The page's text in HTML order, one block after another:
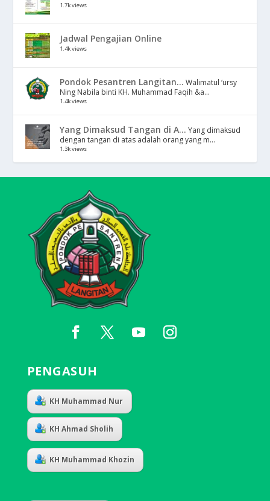
1.7k views
Jadwal Pengajian Online
1.4k views
Pondok Pesantren Langitan... Walimatul ‘ursy
Ning Nabila binti KH. Muhammad Faqih &a...
1.4k views
Yang Dimaksud Tangan di A... Yang dimaksud
dengan tangan di atas adalah orang yang m...
1.3k views
PENGASUH
KH Muhammad Nur
KH Ahmad Sholih
KH Muhammad Khozin